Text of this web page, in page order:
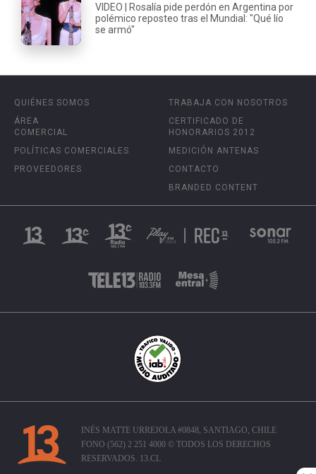
VIDEO | Rosalía pide perdón en Argentina por
polémico reposteo tras el Mundial: "Qué lío
se armó"
QUIÉNES SOMOS
ÁREA
COMERCIAL
POLÍTICAS COMERCIALES
PROVEEDORES
TRABAJA CON NOSOTROS
CERTIFICADO DE
HONORARIOS 2012
MEDICIÓN ANTENAS
CONTACTO
BRANDED CONTENT
INÉS MATTE URREJOLA #0848, SANTIAGO, CHILE
FONO (562) 2 251 4000 © TODOS LOS DERECHOS
RESERVADOS. 13.CL